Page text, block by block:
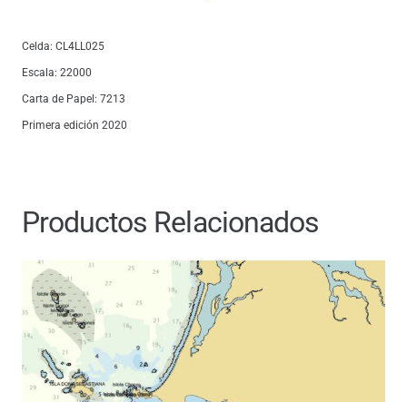
Celda: CL4LL025
Escala: 22000
Carta de Papel: 7213
Primera edición 2020
Productos Relacionados